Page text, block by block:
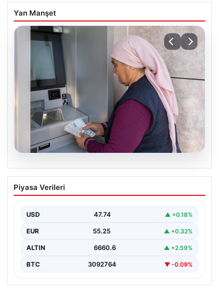
Yan Manşet
08.08.2026
Emekli maaşı ödemeleri ne zaman
yatacak? SGK, Bağ-Kur, Emekli Sandığı
Piyasa Verileri
USD 47.74 ▲ +0.18%
EUR 55.25 ▲ +0.32%
ALTIN 6660.6 ▲ +2.59%
BTC 3092764 ▼ -0.09%